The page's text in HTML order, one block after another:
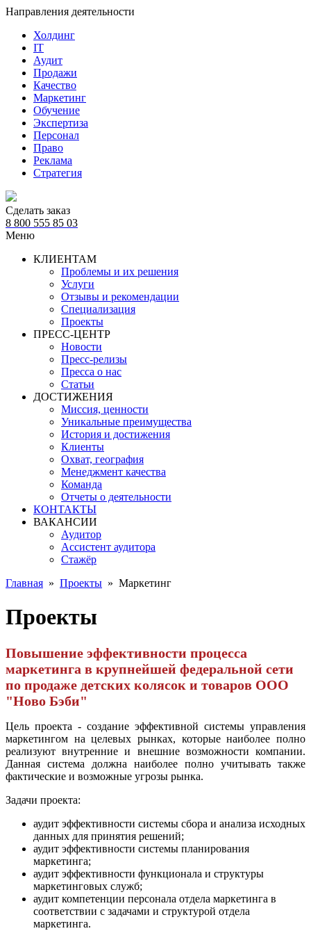
Направления деятельности
Холдинг
IT
Аудит
Продажи
Качество
Маркетинг
Обучение
Экспертиза
Персонал
Право
Реклама
Стратегия
Сделать заказ
8 800 555 85 03
Меню
КЛИЕНТАМ
Проблемы и их решения
Услуги
Отзывы и рекомендации
Специализация
Проекты
ПРЕСС-ЦЕНТР
Новости
Пресс-релизы
Пресса о нас
Статьи
ДОСТИЖЕНИЯ
Миссия, ценности
Уникальные преимущества
История и достижения
Клиенты
Охват, география
Менеджмент качества
Команда
Отчеты о деятельности
КОНТАКТЫ
ВАКАНСИИ
Аудитор
Ассистент аудитора
Стажёр
Главная » Проекты » Маркетинг
Проекты
Повышение эффективности процесса
маркетинга в крупнейшей федеральной сети
по продаже детских колясок и товаров ООО
"Ново Бэби"
Цель проекта - создание эффективной системы управления
маркетингом на целевых рынках, которые наиболее полно
реализуют внутренние и внешние возможности компании.
Данная система должна наиболее полно учитывать также
фактические и возможные угрозы рынка.
Задачи проекта:
аудит эффективности системы сбора и анализа исходных
данных для принятия решений;
аудит эффективности системы планирования
маркетинга;
аудит эффективности функционала и структуры
маркетинговых служб;
аудит компетенции персонала отдела маркетинга в
соответствии с задачами и структурой отдела
маркетинга.